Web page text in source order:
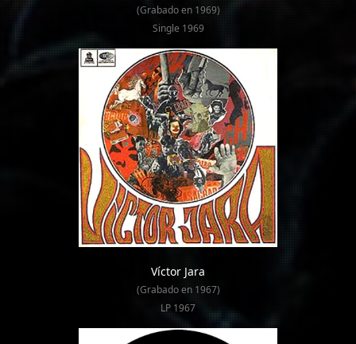
(Grabado en 1969)
Single 1969
Víctor Jara
(Grabado en 1967)
LP 1967